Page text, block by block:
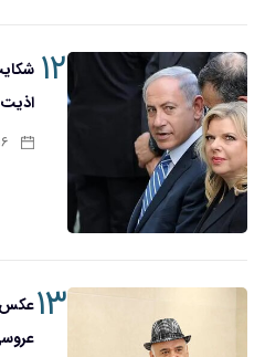
۱۲شکایت از زن نتانیاهو به جرم آزار
اذیت در محل کار/ ماجرا چیست؟
۱۴۰۵/۰۵/۱۶ ۲۰:۳۶
۱۳ عکس هایی که برای اولین بار از
عروسی اکبر عبدی منتشر شد